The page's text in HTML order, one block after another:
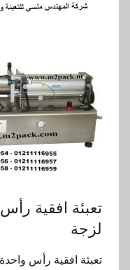
تعبئة افقية
لزجة
تعبئة افقية رأس